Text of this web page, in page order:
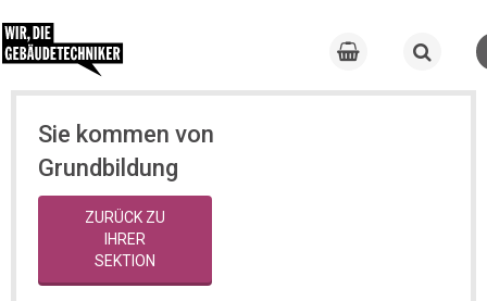
Sie kommen von
Grundbildung
ZURÜCK ZU
IHRER
SEKTION